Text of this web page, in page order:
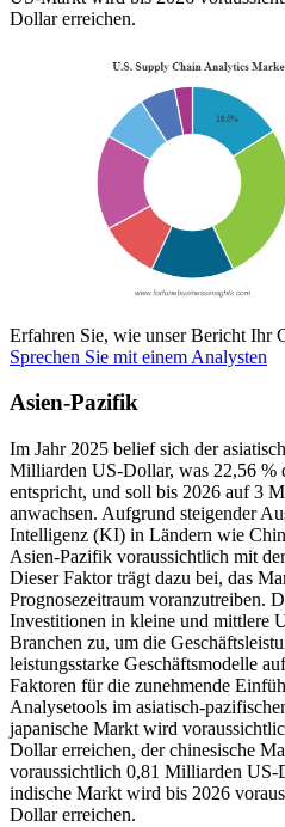
Dollar erreichen.
Erfahren Sie, wie unser Bericht Ihr
Sprechen Sie mit einem Analysten
Asien-Pazifik
Im Jahr 2025 belief sich der
Milliarden US-Dollar, was 22,56 %
entspricht, und soll bis 2026 auf 3
anwachsen. Aufgrund steigender
Intelligenz (KI) in Ländern wie
Asien-Pazifik voraussichtlich mit
Dieser Faktor trägt dazu bei, das
Prognosezeitraum voranzutreiben.
Investitionen in kleine und mittlere
Branchen zu, um die
leistungsstarke Geschäftsmodelle
Faktoren für die zunehmende
Analysetools im asiatisch-
japanische Markt wird
Dollar erreichen, der chinesische
voraussichtlich 0,81 Milliarden US-
indische Markt wird bis 2026
Dollar erreichen.